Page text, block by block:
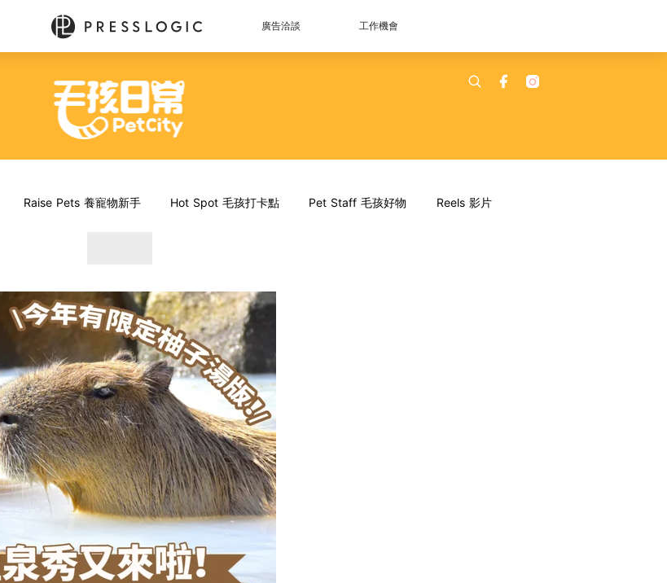
廣告洽談 工作機會
Raise Pets 養寵物新手 Hot Spot 毛孩打卡點 Pet Staff 毛孩好物 Reels 影片